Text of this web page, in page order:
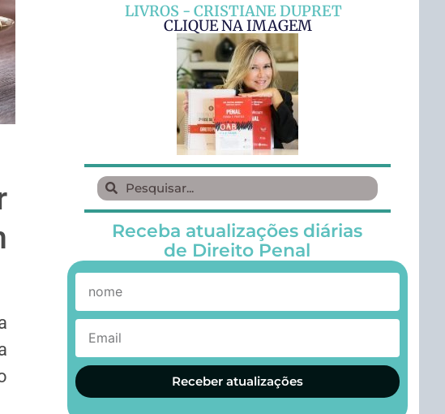
LIVROS - CRISTIANE DUPRET
CLIQUE NA IMAGEM
Receba atualizações diárias
de Direito Penal
Receber atualizações